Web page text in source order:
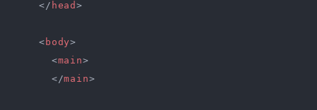
</ head>
< body>
<main>
</main>